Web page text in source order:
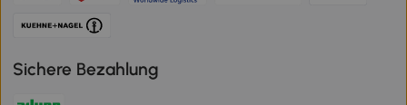
Sichere Bezahlung